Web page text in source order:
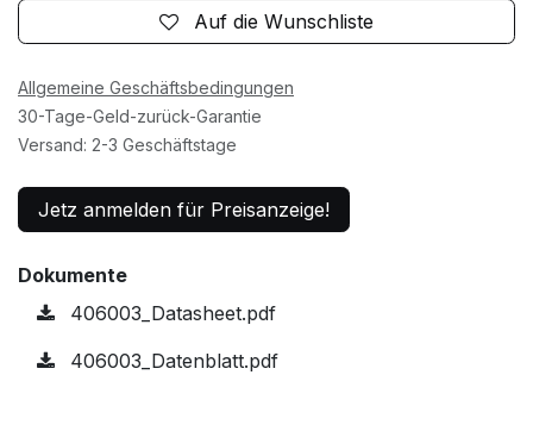
Auf die Wunschliste
Allgemeine Geschäftsbedingungen
30-Tage-Geld-zurück-Garantie
Versand: 2-3 Geschäftstage
Jetz anmelden für Preisanzeige!
Dokumente
406003_Datasheet.pdf
406003_Datenblatt.pdf